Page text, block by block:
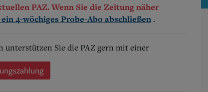
PAZ. Wenn Sie die Zeitung näher
4-wöchiges Probe-Abo abschließen .
Sie die PAZ gern mit einer